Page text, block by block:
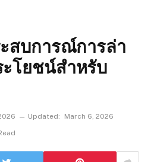
สบการณ์การล่า
ะโยชน์สำหรับ
Updated:
March 6, 2026